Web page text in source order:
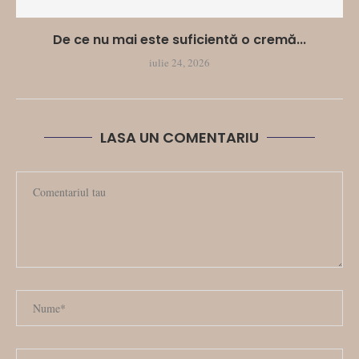
De ce nu mai este suficientă o cremă...
iulie 24, 2026
LASA UN COMENTARIU